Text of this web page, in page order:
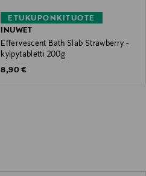
ETUKUPONKITUOTE
INUWET
Effervescent Bath Slab Strawberry -
kylpytabletti 200g
Original Price
8,90 €